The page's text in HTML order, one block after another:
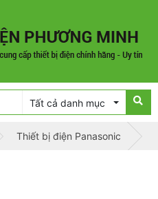
Tất cả danh mục
Thiết bị điện Panasonic